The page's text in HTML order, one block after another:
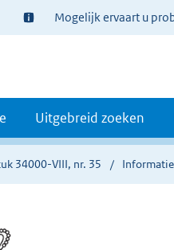
Ter
informatie:
Mogelijk ervaart u
Uitgebreid zoeken
34000-VIII, nr. 35